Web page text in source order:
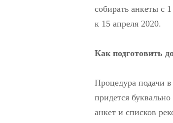
собирать анкеты с
к 15 апреля 2020.
Как подготовить
Процедура подачи
придется
анкет и списков